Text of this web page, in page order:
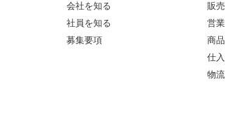
会社を知る
社員を知る
募集要項
販
営
商
仕
物